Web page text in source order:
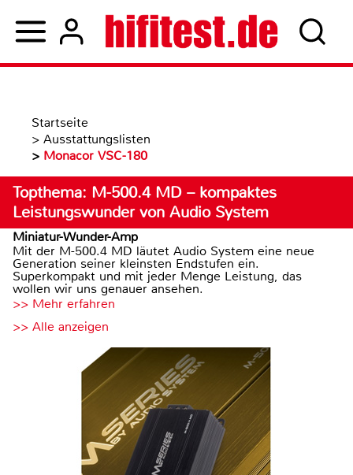
Startseite
> Ausstattungslisten
> Monacor VSC-180
Topthema: M-500.4 MD – kompaktes
Leistungswunder von Audio System
Miniatur-Wunder-Amp
Mit der M-500.4 MD läutet Audio System eine neue
Generation seiner kleinsten Endstufen ein.
Superkompakt und mit jeder Menge Leistung, das
wollen wir uns genauer ansehen.
>> Mehr erfahren
>> Alle anzeigen